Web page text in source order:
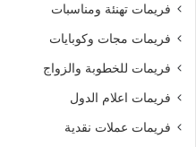
فريمات تهنئة ومناسبات
فريمات مجات وكوبايات
فريمات للخطوبة والزواج
فريمات اعلام الدول
فريمات عملات نقدية